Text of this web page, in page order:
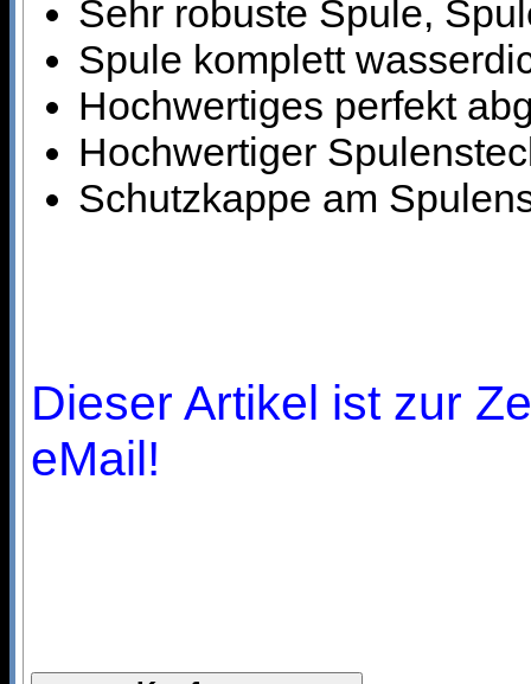
Sehr robuste Spule,
Spule komplett
Hochwertiges perfekt
Hochwertiger
Schutzkappe am
Dieser Artikel ist zur
eMail!